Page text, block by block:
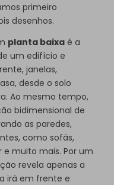
primeiro
desenhos.
planta baixa é a
um edifício e
janelas,
desde o solo
Ao mesmo tempo,
bidimensional de
as paredes,
como sofás,
e muito mais. Por um
revela apenas a
irá em frente e